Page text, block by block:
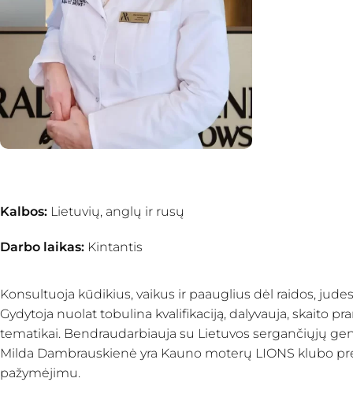
Kalbos: Lietuvių, anglų ir rusų
Darbo laikas: Kintantis
Konsultuoja kūdikius, vaikus ir paauglius dėl raidos,
Gydytoja nuolat tobulina kvalifikaciją, dalyvauja, skaito
tematikai. Bendraudarbiauja su Lietuvos sergančiųjų
Milda Dambrauskienė yra Kauno moterų LIONS klubo
pažymėjimu.